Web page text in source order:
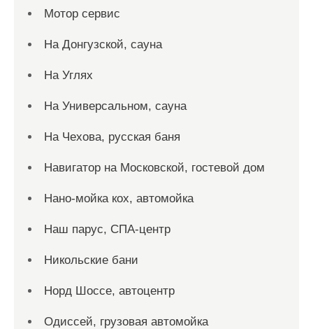
Мотор сервис
На Донгузской, сауна
На Углях
На Универсальном, сауна
На Чехова, русская баня
Навигатор на Московской, гостевой дом
Нано-мойка кох, автомойка
Наш парус, СПА-центр
Никольские бани
Норд Шоссе, автоцентр
Одиссей, грузовая автомойка